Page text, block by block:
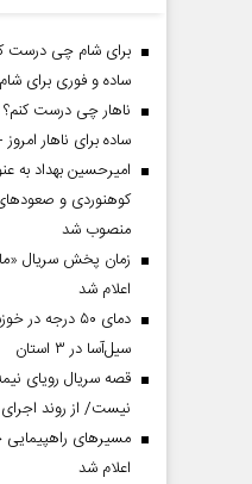
ساده و فوری برای
ساده برای ناهار
امیرحسین بهداد به
کوهنوردی و
منصوب شد
زمان پخش سریال
اعلام شد
دمای ۵۰ درجه
سیل‌آسا در ۳ استان
قصه سریال رویای
نیست/ از روند اجرای
مسیر‌های راهپیمایی
اعلام شد